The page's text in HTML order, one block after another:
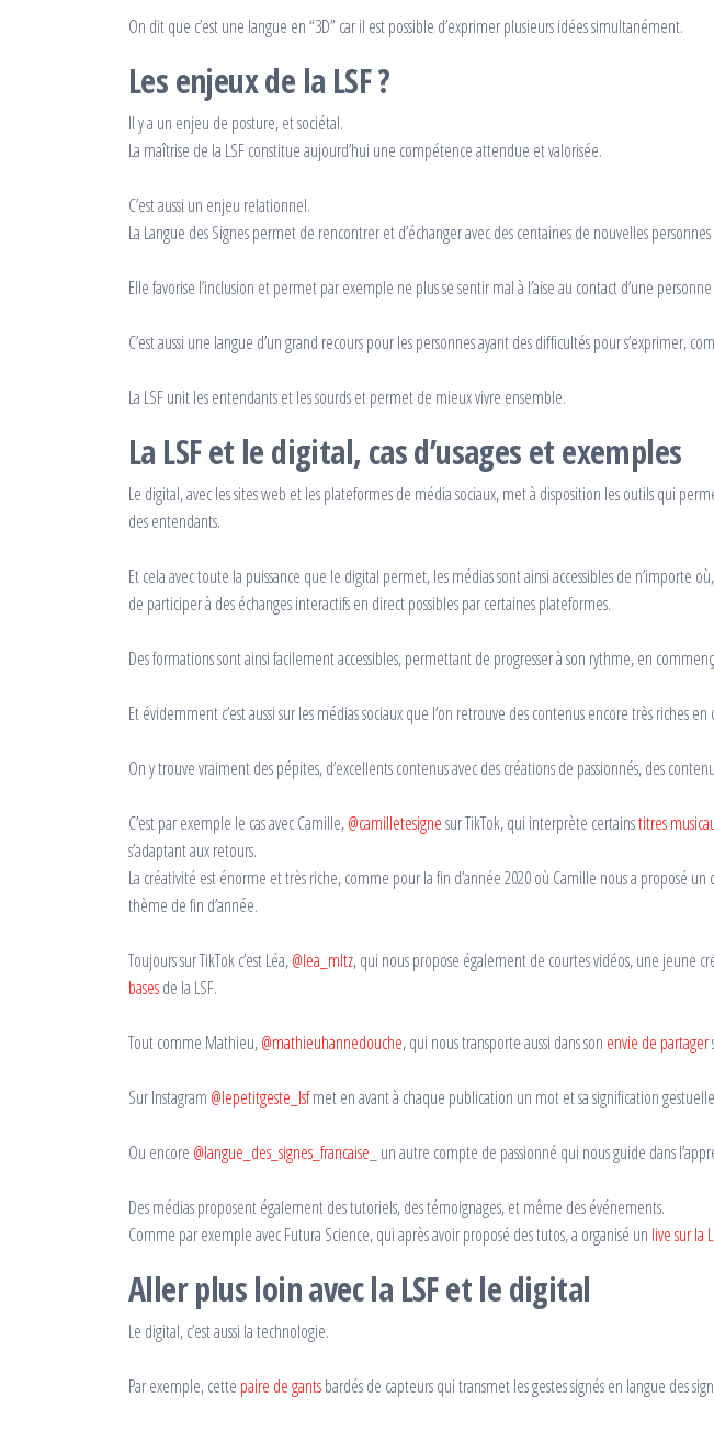
On dit que c’est une langue en “3D” car il est possible d’exprimer plusieurs idées simultanément.
Les enjeux de la LSF ?
Il y a un enjeu de posture, et sociétal.
La maîtrise de la LSF constitue aujourd’hui une compétence attendue et valorisée.
C’est aussi un enjeu relationnel.
La Langue des Signes permet de rencontrer et d’échanger avec des centaines de nouvelles
Elle favorise l’inclusion et permet par exemple ne plus se sentir mal à l’aise au contact d’une
C’est aussi une langue d’un grand recours pour les personnes ayant des difficultés pour s’exprimer,
La LSF unit les entendants et les sourds et permet de mieux vivre ensemble.
La LSF et le digital, cas d’usages et exemples
Le digital, avec les sites web et les plateformes de média sociaux, met à disposition les outils qui
des entendants.
Et cela avec toute la puissance que le digital permet, les médias sont ainsi accessibles de
de participer à des échanges interactifs en direct possibles par certaines plateformes.
Des formations sont ainsi facilement accessibles, permettant de progresser à son rythme, en
Et évidemment c’est aussi sur les médias sociaux que l’on retrouve des contenus encore très riches en
On y trouve vraiment des pépites, d’excellents contenus avec des créations de passionnés, des
C’est par exemple le cas avec Camille,@camilletesignesur TikTok, qui interprète certainstitres
s’adaptant aux retours.
La créativité est énorme et très riche, comme pour la fin d’année 2020 où Camille nous a proposé
thème de fin d’année.
Toujours sur TikTok c’est Léa,@lea_mltz, qui nous propose également de courtes vidéos, une jeune
basesde la LSF.
Tout comme Mathieu,@mathieuhannedouche, qui nous transporte aussi dans son envie de partager
Sur Instagram @lepetitgeste_lsfmet en avant à chaque publication un mot et sa signification
Ou encore @langue_des_signes_francaise _ un autre compte de passionné qui nous guide dans
Des médias proposent également des tutoriels, des témoignages, et même des événements.
Comme par exemple avec Futura Science, qui après avoir proposé des tutos, a organisé un live sur la
Aller plus loin avec la LSF et le digital
Le digital, c’est aussi la technologie.
Par exemple, cette paire de gantsbardés de capteurs qui transmet les gestes signés en langue des